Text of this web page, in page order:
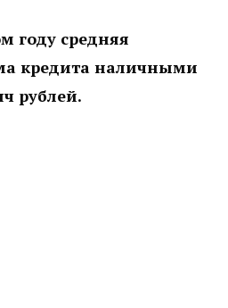
году средняя
кредита наличными
рублей.